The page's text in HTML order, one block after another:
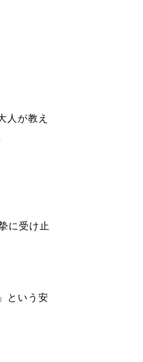
人が教え
に受け止
という安